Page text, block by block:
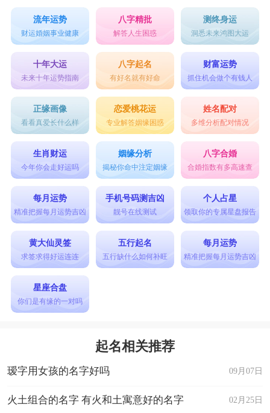
流年运势
财运婚姻事业健康
八字精批
解答人生困惑
测终身运
洞悉未来鸿图大运
十年大运
未来十年运势指南
八字起名
有好名就有好命
财富运势
抓住机会做个有钱人
正缘画像
看看真爱长什么样
恋爱桃花运
专业解答姻缘困惑
姓名配对
多维分析配对情况
生肖财运
今年你会走好运吗
姻缘分析
揭秘你命中注定姻缘
八字合婚
合婚指数有多高速查
每月运势
精准把握每月运势吉凶
手机号码测吉凶
靓号在线测试
个人占星
领取你的专属星盘报告
黄大仙灵签
求签求得好运连连
五行起名
五行缺什么如何补旺
每月运势
精准把握每月运势吉凶
星座合盘
你们是有缘的一对吗
起名相关推荐
09月07日
瑷字用女孩的名字好吗
02月25日
火土组合的名字 有火和土寓意好的名字